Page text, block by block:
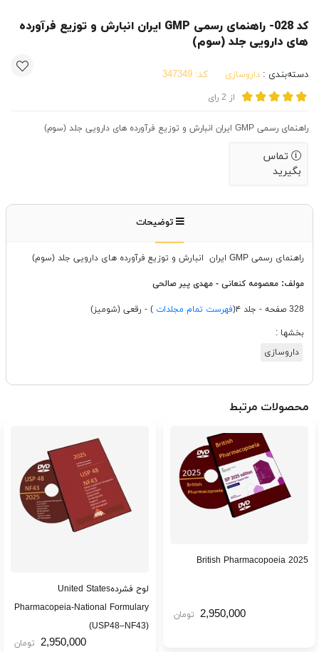
کد 028- راهنمای رسمی GMP ایران انبارش و توزیع فرآورده
های دارویی جلد (سوم)
دسته‌بندی : داروسازی کد:
از 2 رای
راهنمای رسمی GMP ایران انبارش و توزیع فرآورده های دارویی جلد (سوم)
تماس
بگیرید
توضیحات
راهنمای رسمی GMP ایران انبارش و توزیع فرآورده های دارویی جلد (سوم)
مولف: معصومه کنعانی - مهدی پیر صالحی
328 صفحه - جلد ۴( فهرست تمام مجلدات ) - رقعی (شومیز)
بخشها :
داروسازی
محصولات مرتبط
British Pharmacopoeia 2025
2,950,000 تومان
لوح فشردهUnited States
Pharmacopeia-National Formulary
(USP48–NF43)
2,950,000 تومان